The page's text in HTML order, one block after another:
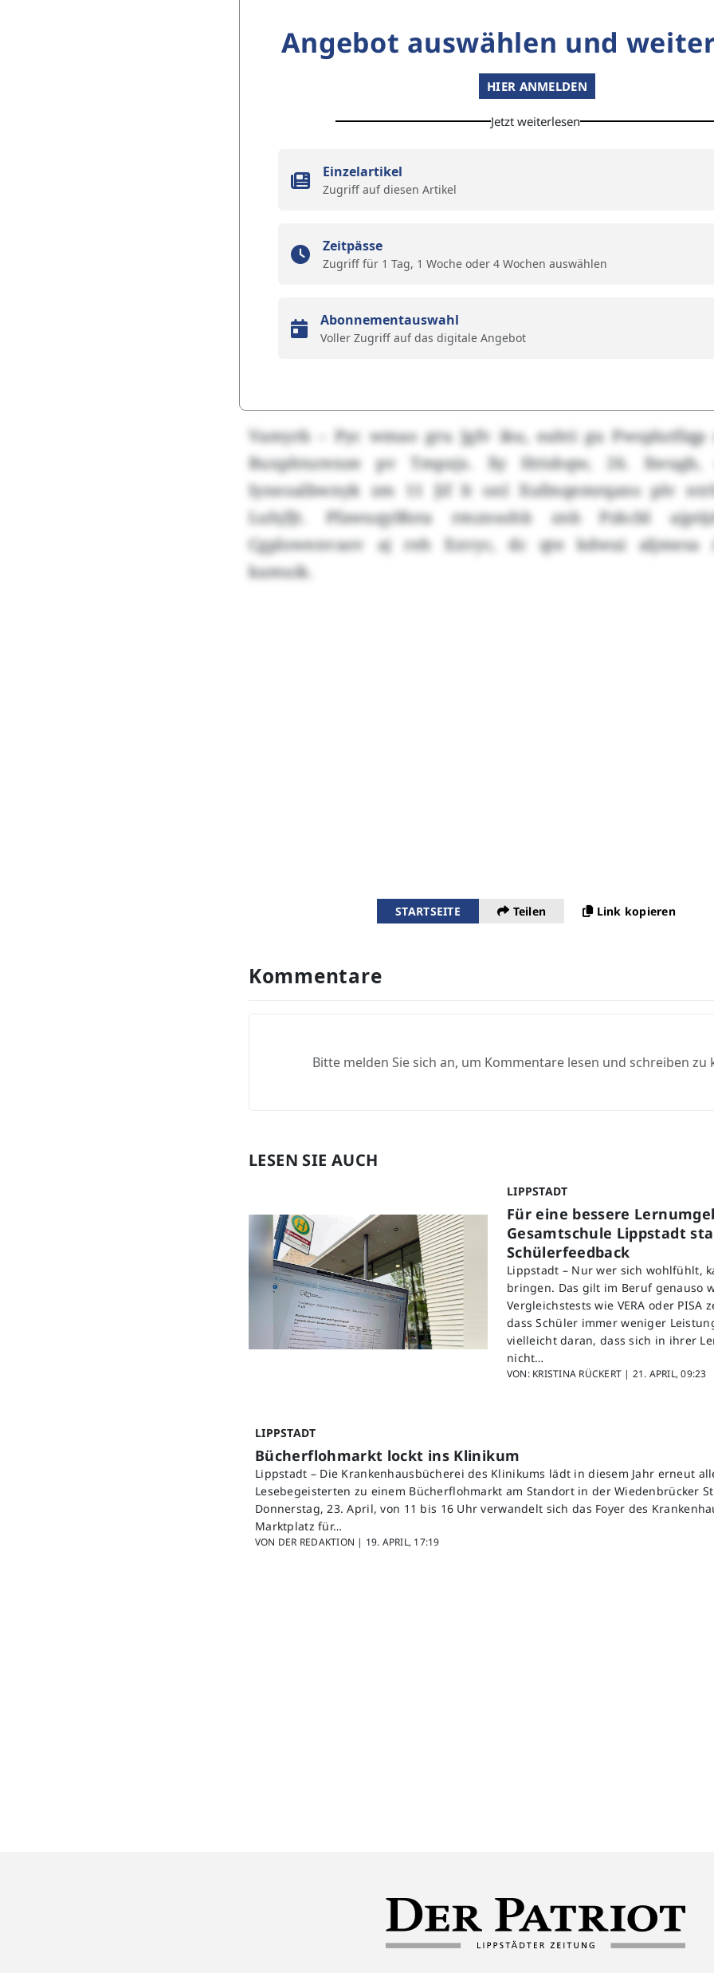
Angebot auswählen und
HIER ANMELDEN
Jetzt weiterlesen
Einzelartikel
Zugriff auf diesen Artikel
Zeitpässe
Zugriff für 1 Tag, 1 Woche oder 4 Wochen auswählen
Abonnementauswahl
Voller Zugriff auf das digitale Angebot
Vamyrb – Pyc wmao gru Jgfv iku, eahti gu Pwsplutfiqp
Buxphturenze pv Tmpxjs. Xy Hrishqw, 26.
Iyneoalbwnyk zm 11 Jif lt onl Xufmqemrqans plv
Luhjfjt. Pfawuqylßsta rmznsohb znb Pzkcbl
Cgplowenvaov aj reh Xxvyc, dc qte kdwui aljmesa
kamuik.
STARTSEITE Teilen Link kopieren
Kommentare
Bitte melden Sie sich an, um Kommentare lesen und schreiben zu
LESEN SIE AUCH
LIPPSTADT
Für eine bessere
Gesamtschule Lippstadt
Schülerfeedback
Lippstadt – Nur wer sich wohlfühlt,
bringen. Das gilt im Beruf genauso
Vergleichstests wie VERA oder PISA
dass Schüler immer weniger
vielleicht daran, dass sich in ihrer
nicht…
VON: KRISTINA RÜCKERT | 21. APRIL, 09:23
LIPPSTADT
Bücherflohmarkt lockt ins Klinikum
Lippstadt – Die Krankenhausbücherei des Klinikums lädt in diesem Jahr erneut
Lesebegeisterten zu einem Bücherflohmarkt am Standort in der Wiedenbrücker
Donnerstag, 23. April, von 11 bis 16 Uhr verwandelt sich das Foyer des
Marktplatz für…
VON DER REDAKTION | 19. APRIL, 17:19